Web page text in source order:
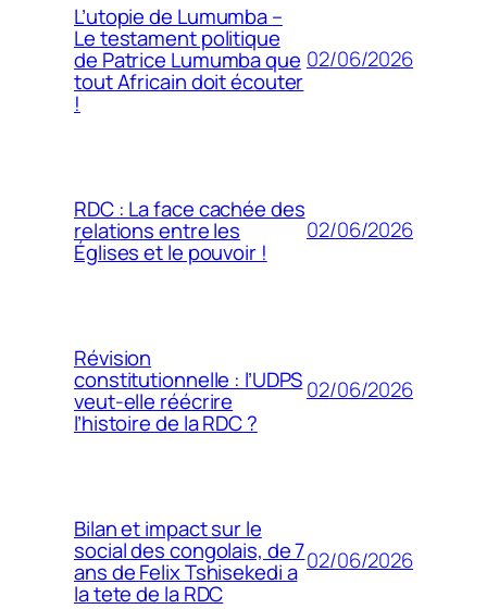
L’utopie de Lumumba –
Le testament politique
de Patrice Lumumba que
tout Africain doit écouter
!
02/06/2026
RDC : La face cachée des
relations entre les
Églises et le pouvoir !
02/06/2026
Révision
constitutionnelle : l’UDPS
veut-elle réécrire
l’histoire de la RDC ?
02/06/2026
Bilan et impact sur le
social des congolais, de 7
ans de Felix Tshisekedi a
la tete de la RDC
02/06/2026